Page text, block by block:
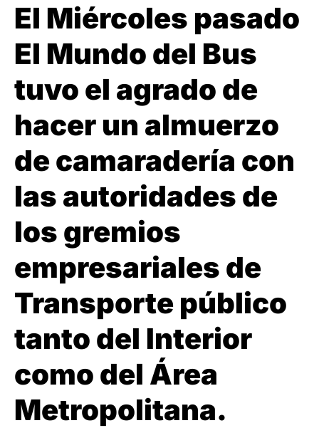
El Miércoles pasado
El Mundo del Bus
tuvo el agrado de
hacer un almuerzo
de camaradería con
las autoridades de
los gremios
empresariales de
Transporte público
tanto del Interior
como del Área
Metropolitana.